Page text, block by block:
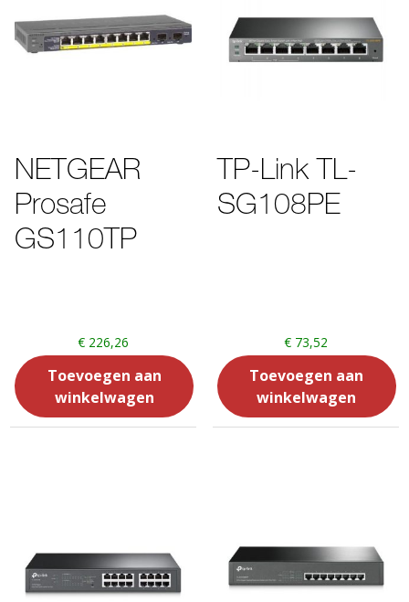
NETGEAR
Prosafe
GS110TP
€ 226,26
Toevoegen aan
winkelwagen
TP-Link TL-
SG108PE
€73,52
Toevoegen aan
winkelwagen